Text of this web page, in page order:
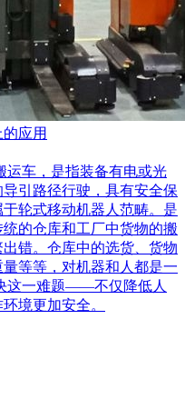
应用
运车，是指装备有电或光
引路径行驶，具有安全保
轮式移动机器人范畴。是
的仓库和工厂中货物的搬
错。仓库中的选货、货物
等等，对机器和人都是一
这一难题——不仅降低人
境更加安全。